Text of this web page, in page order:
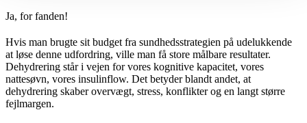
Ja, for fanden!
Hvis man brugte sit budget fra sundhedsstrategien på udelukkende
at løse denne udfordring, ville man få store målbare resultater.
Dehydrering står i vejen for vores kognitive kapacitet, vores
nattesøvn, vores insulinflow. Det betyder blandt andet, at
dehydrering skaber overvægt, stress, konflikter og en langt større
fejlmargen.